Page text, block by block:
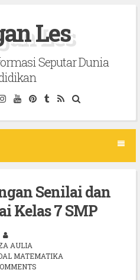
Les
Seputar Dunia
Senilai dan
Kelas 7 SMP
AULIA
MATEMATIKA